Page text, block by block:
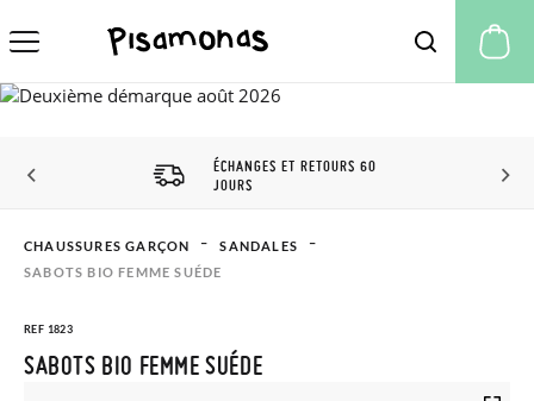
ÉCHANGES ET RETOURS 60
JOURS
CHAUSSURES GARÇON
SANDALES
SABOTS BIO FEMME SUÉDE
REF 1823
SABOTS BIO FEMME SUÉDE